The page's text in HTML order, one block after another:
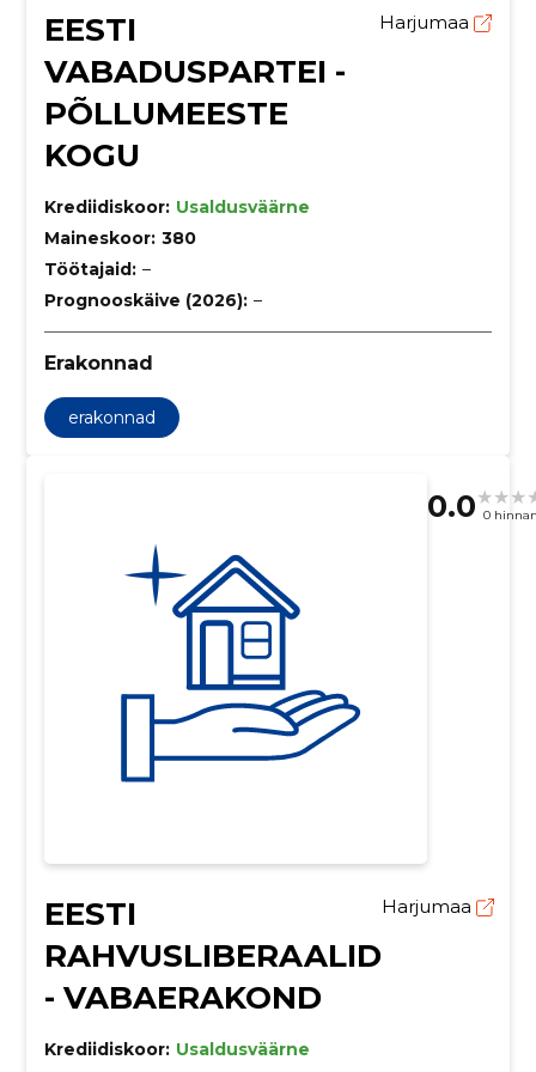
EESTI
VABADUSPARTEI -
PÕLLUMEESTE
KOGU
Harjumaa
Krediidiskoor: Usaldusväärne
Maineskoor: 380
Töötajaid: –
Prognooskäive (2026): –
Erakonnad
erakonnad
0.0 0
EESTI
RAHVUSLIBERAALID
- VABAERAKOND
Harjumaa
Krediidiskoor: Usaldusväärne